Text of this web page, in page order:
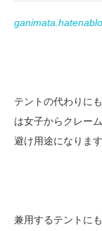
テントの代わりに
は女子からクレー
避け用途になります
兼用するテントに